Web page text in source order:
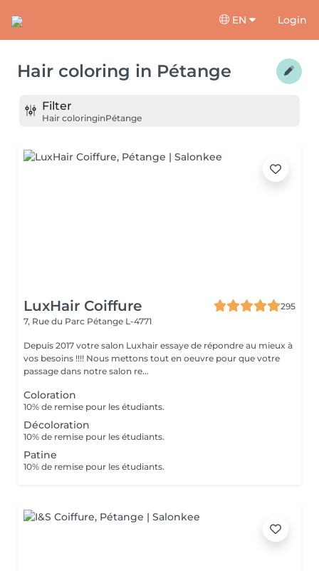
EN Login
Hair coloring in Pétange
Filter
Hair coloringinPétange
LuxHair Coiffure
295
7, Rue du Parc Pétange L-4771
Depuis 2017 votre salon Luxhair essaye de répondre au mieux à
vos besoins !!!! Nous mettons tout en oeuvre pour que votre
passage dans notre salon re...
Coloration
10% de remise pour les étudiants.
Décoloration
10% de remise pour les étudiants.
Patine
10% de remise pour les étudiants.